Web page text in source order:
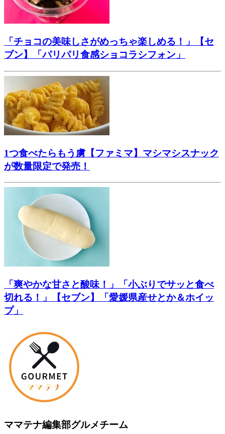
「チョコの美味しさがめっちゃ楽しめる！」【セ
ブン】「パリパリ食感ショコラシフォン」
1つ食べたらもう虜【ファミマ】マシマシスナック
が数量限定で発売！
「爽やかな甘さと酸味！」「小ぶりでサッと食べ
切れる！」【セブン】「愛媛県産せとか＆ホイッ
プ」
ママテナ編集部グルメチーム